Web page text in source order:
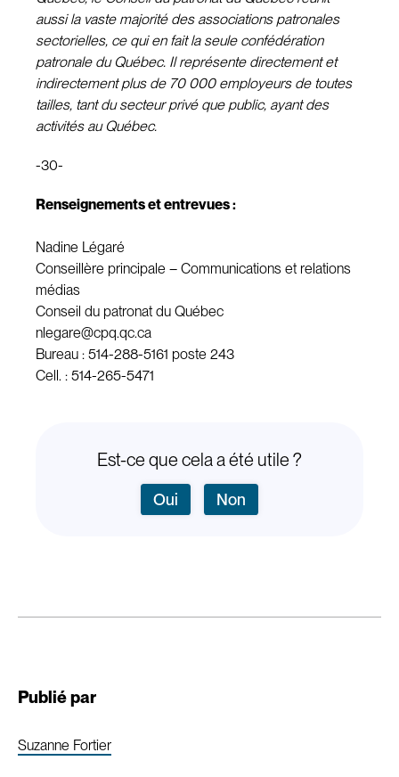
aussi la vaste majorité des associations patronales
sectorielles, ce qui en fait la seule confédération
patronale du Québec. Il représente directement et
indirectement plus de 70 000 employeurs de toutes
tailles, tant du secteur privé que public, ayant des
activités au Québec.
-30-
Renseignements et entrevues :
Nadine Légaré
Conseillère principale – Communications et relations
médias
Conseil du patronat du Québec
nlegare@cpq.qc.ca
Bureau : 514-288-5161 poste 243
Cell. : 514-265-5471
Est-ce que cela a été utile ?
Oui Non
Publié par
Suzanne Fortier